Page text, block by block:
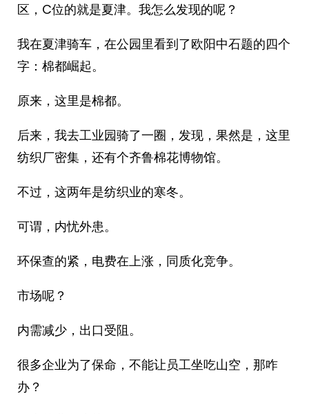
区，C位的就是夏津。我怎么发现的呢？
我在夏津骑车，在公园里看到了欧阳中石题的四个
字：棉都崛起。
原来，这里是棉都。
后来，我去工业园骑了一圈，发现，果然是，这里
纺织厂密集，还有个齐鲁棉花博物馆。
不过，这两年是纺织业的寒冬。
可谓，内忧外患。
环保查的紧，电费在上涨，同质化竞争。
市场呢？
内需减少，出口受阻。
很多企业为了保命，不能让员工坐吃山空，那咋
办？